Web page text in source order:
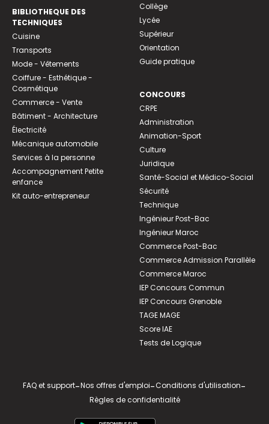
BIBLIOTHEQUE DES
TECHNIQUES
Cuisine
Transports
Mode - Vêtements
Coiffure - Esthétique -
Cosmétique
Commerce - Vente
Bâtiment - Architecture
Électricité
Mécanique automobile
Services à la personne
Accompagnement Petite
enfance
Kit auto-entrepreneur
Collège
Lycée
Supérieur
Orientation
Guide pratique
CONCOURS
CRPE
Administration
Animation-Sport
Culture
Juridique
Santé-Social et Médico-Social
Sécurité
Technique
Ingénieur Post-Bac
Ingénieur Maroc
Commerce Post-Bac
Commerce Admission Parallèle
Commerce Maroc
IEP Concours Commun
IEP Concours Grenoble
TAGE MAGE
Score IAE
Tests de Logique
FAQ et support-Nos offres d'emploi-Conditions d'utilisation-
Règles de confidentialité